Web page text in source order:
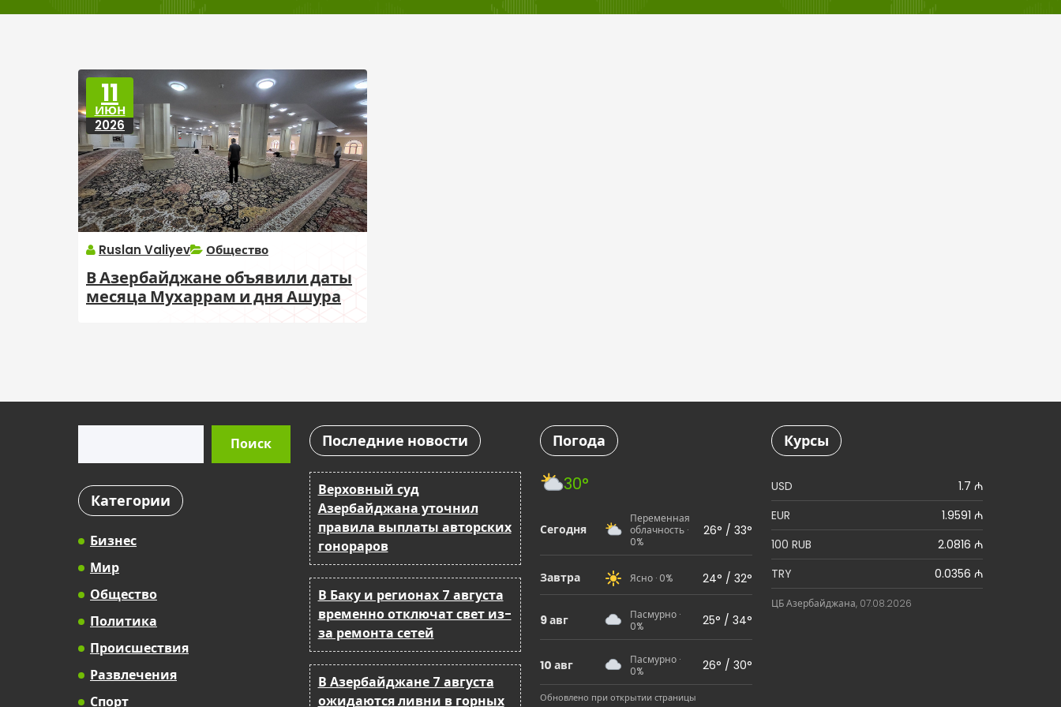
11
ИЮН
2026
Ruslan Valiyev Общество
В Азербайджане объявили даты
месяца Мухаррам и дня Ашура
Поиск
Категории
Бизнес
Мир
Общество
Политика
Происшествия
Развлечения
Спорт
Последние новости
Верховный суд
Азербайджана уточнил
правила выплаты авторских
гонораров
В Баку и регионах 7 августа
временно отключат свет из-
за ремонта сетей
В Азербайджане 7 августа
ожидаются ливни в горных
Погода
30°
Сегодня
Переменная
облачность ·
0%
26° / 33°
Завтра Ясно · 0% 24° / 32°
9 авг
Пасмурно ·
0%
25° / 34°
10 авг
Пасмурно ·
0%
26° / 30°
Обновлено при открытии страницы
Курсы
USD
1.7 ₼
EUR
1.9591 ₼
100 RUB
2.0816 ₼
TRY
0.0356 ₼
ЦБ Азербайджана, 07.08.2026